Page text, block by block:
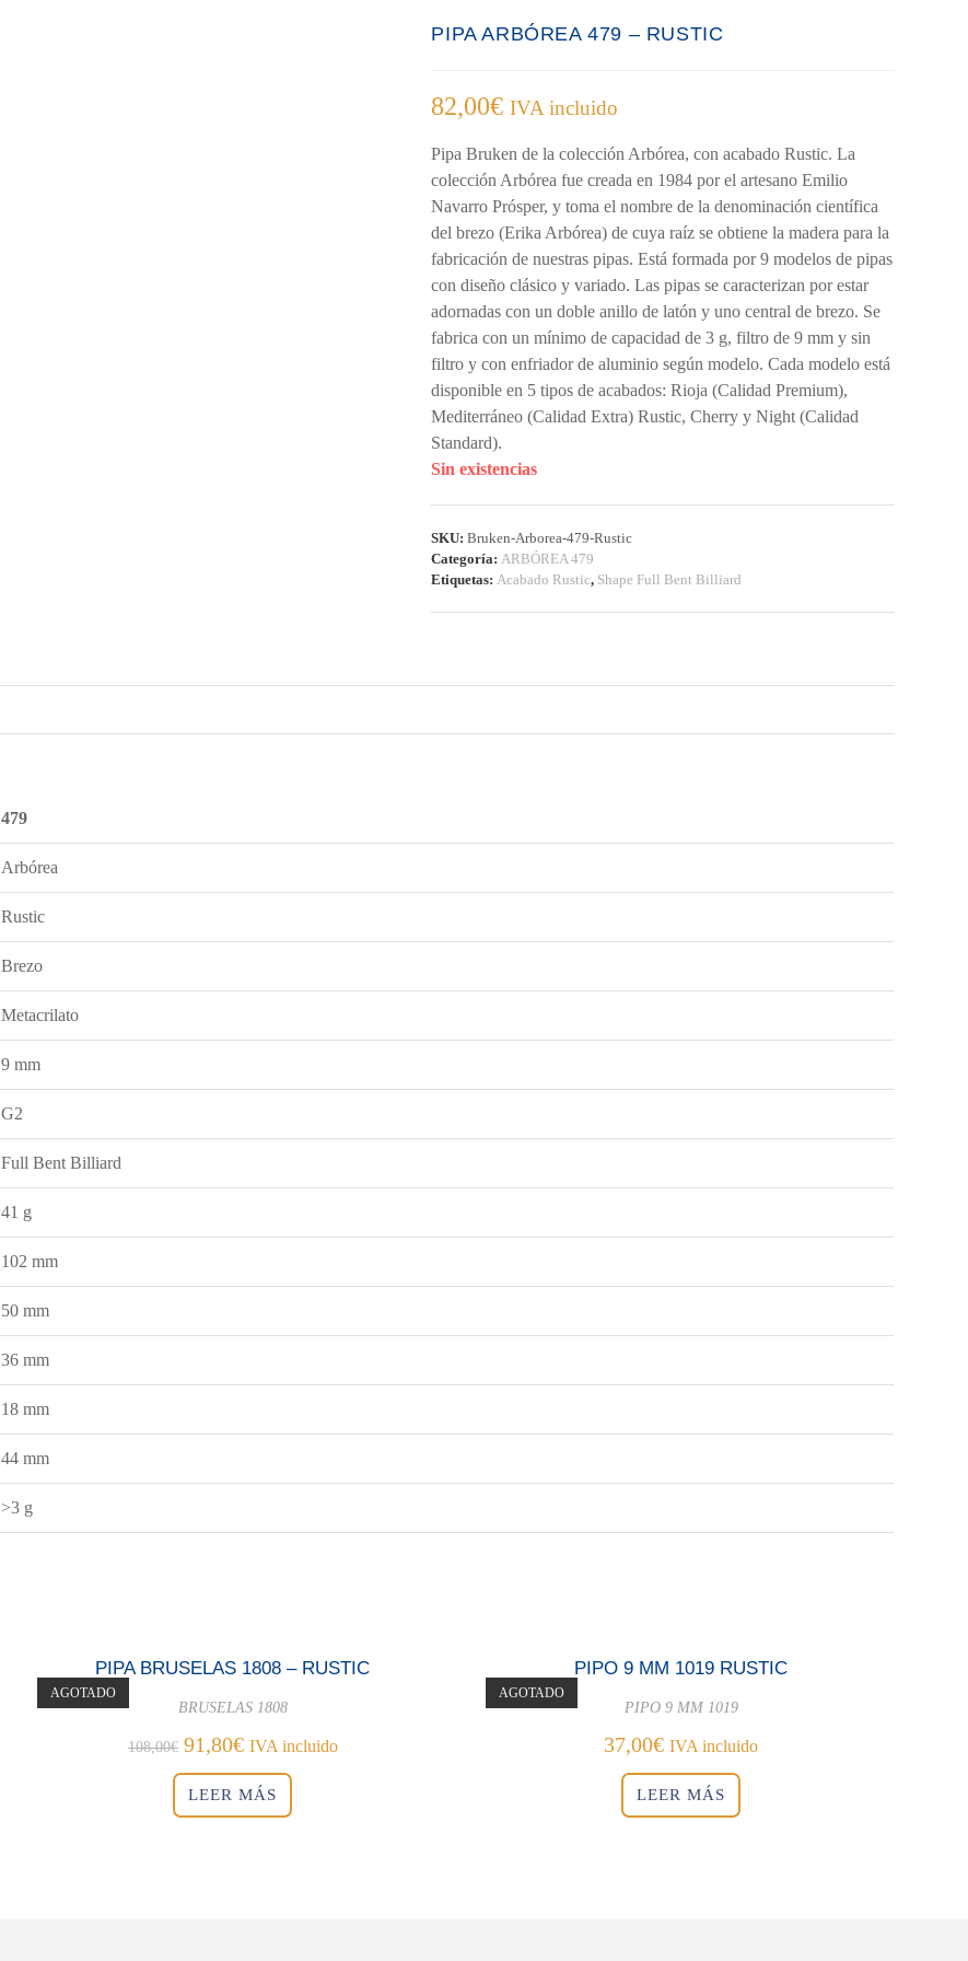
PIPA ARBÓREA 479 – RUSTIC
82,00€ IVA incluido
Pipa Bruken de la colección Arbórea, con acabado Rustic. La
colección Arbórea fue creada en 1984 por el artesano Emilio
Navarro Prósper, y toma el nombre de la denominación científica
del brezo (Erika Arbórea) de cuya raíz se obtiene la madera para la
fabricación de nuestras pipas. Está formada por 9 modelos de pipas
con diseño clásico y variado. Las pipas se caracterizan por estar
adornadas con un doble anillo de latón y uno central de brezo. Se
fabrica con un mínimo de capacidad de 3 g, filtro de 9 mm y sin
filtro y con enfriador de aluminio según modelo. Cada modelo está
disponible en 5 tipos de acabados: Rioja (Calidad Premium),
Mediterráneo (Calidad Extra) Rustic, Cherry y Night (Calidad
Standard).
Sin existencias
SKU:Bruken-Arborea-479-Rustic
Categoría:ARBÓREA 479
Etiquetas:Acabado Rustic, Shape Full Bent Billiard
479
Arbórea
Rustic
Brezo
Metacrilato
9 mm
G2
Full Bent Billiard
41 g
102 mm
50 mm
36 mm
18 mm
44 mm
>3 g
AGOTADO
PIPA BRUSELAS 1808 – RUSTIC
BRUSELAS 1808
108,00€
El
precio
original
era:
108,00€.
91,80€El
actual
es:
91,80€.
IVA incluido
LEER MÁS
AGOTADO
PIPO 9 MM 1019 RUSTIC
PIPO 9 MM 1019
37,00€ IVA incluido
LEER MÁS